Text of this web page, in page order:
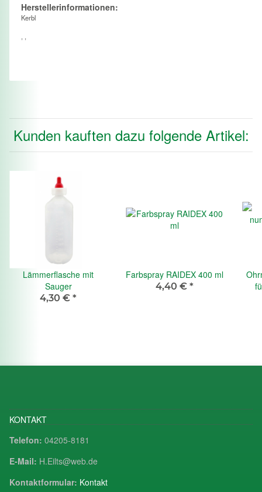
Herstellerinformationen:
Kerbl
, ,
Kunden kauften dazu folgende Artikel:
Lämmerflasche mit
Sauger
4,30 € *
Farbspray RAIDEX 400 ml
4,40 € *
KONTAKT
Telefon: 04205-8181
E-Mail: H.Eilts@web.de
Kontaktformular: Kontakt